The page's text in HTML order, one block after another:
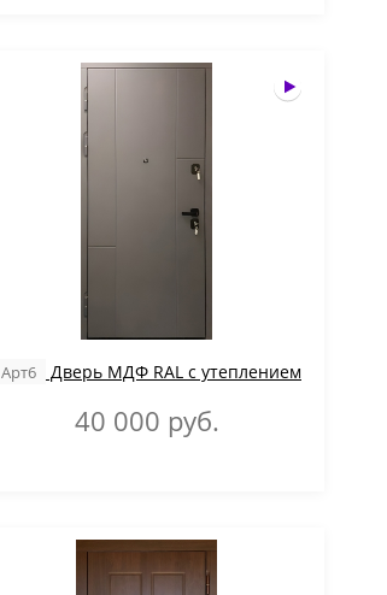
Арт6 Дверь МДФ RAL с утеплением
40 000 руб.